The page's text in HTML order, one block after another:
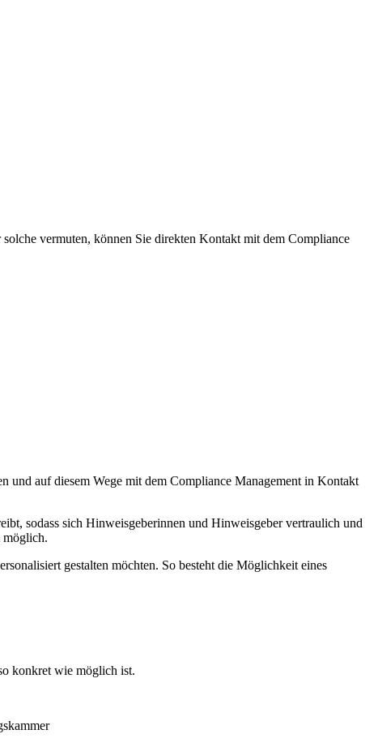
vermuten, können Sie direkten Kontakt mit dem Compliance
und auf diesem Wege mit dem Compliance Management in Kontakt
sodass sich Hinweisgeberinnen und Hinweisgeber vertraulich und
möglich.
gestalten möchten. So besteht die Möglichkeit eines
konkret wie möglich ist.